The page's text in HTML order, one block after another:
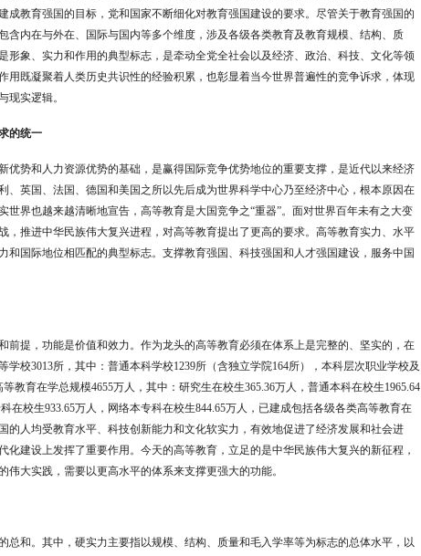
成教育强国的目标，党和国家不断细化对教育强国建设的要求。尽管关于教育强国的
含内在与外在、国际与国内等多个维度，涉及各级各类教育及教育规模、结构、质
象、实力和作用的典型标志，是牵动全党全社会以及经济、政治、科技、文化等领
既凝聚着人类历史共识性的经验积累，也彰显着当今世界普遍性的竞争诉求，体现
现实逻辑。
的统一
优势和人力资源优势的基础，是赢得国际竞争优势地位的重要支撑，是近代以来经济
英国、法国、德国和美国之所以先后成为世界科学中心乃至经济中心，根本原因在
世界也越来越清晰地宣告，高等教育是大国竞争之“重器”。面对世界百年未有之大变
，推进中华民族伟大复兴进程，对高等教育提出了更高的要求。高等教育实力、水平
国际地位相匹配的典型标志。支撑教育强国、科技强国和人才强国建设，服务中国
前提，功能是价值和效力。作为龙头的高等教育必须在体系上是完整的、坚实的，在
学校3013所，其中：普通本科学校1239所（含独立学院164所），本科层次职业学校及
等教育在学总规模4655万人，其中：研究生在校生365.36万人，普通本科在校生1965.64
在校生933.65万人，网络本专科在校生844.65万人，已建成包括各级各类高等教育在
的人均受教育水平、科技创新能力和文化软实力，有效地促进了经济发展和社会进
建设上发挥了重要作用。今天的高等教育，立足的是中华民族伟大复兴的新征程，
大实践，需要以更高水平的体系来支撑更强大的功能。
和。其中，硬实力主要指以规模、结构、质量和毛入学率等为标志的总体水平，以